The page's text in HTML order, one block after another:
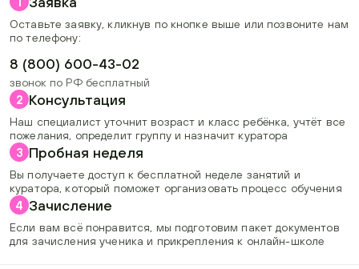
Оставьте заявку, кликнув по кнопке выше или позвоните нам
по телефону:
8 (800) 600-43-02
звонок по РФ бесплатный
2 Консультация
Наш специалист уточнит возраст и класс ребёнка, учтёт все
пожелания, определит группу и назначит куратора
3 Пробная неделя
Вы получаете доступ к бесплатной неделе занятий и
куратора, который поможет организовать процесс обучения
4 Зачисление
Если вам всё понравится, мы подготовим пакет документов
для зачисления ученика и прикрепления к онлайн-школе